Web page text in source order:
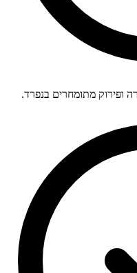
ופירוק מתומחרים בנפרד.